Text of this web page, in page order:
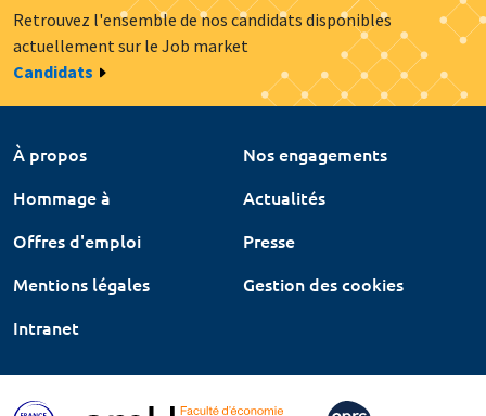
Retrouvez l'ensemble de nos candidats disponibles
actuellement sur le Job market
Candidats
À propos
Nos engagements
Hommage à
Actualités
Offres d'emploi
Presse
Mentions légales
Gestion des cookies
Intranet